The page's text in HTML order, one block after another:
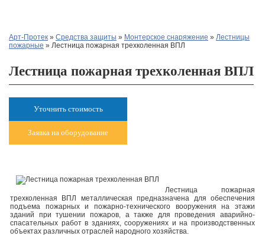
Арт-Протек » Средства защиты » Монтерское снаряжение » Лестницы
пожарные » Лестница пожарная трехколенная ВПЛ
Лестница пожарная трехколенная ВПЛ
Уточнить стоимость
Заявка на оборудование
Лестница пожарная
трехколенная ВПЛ металлическая предназначена для обеспечения
подъема пожарных и пожарно-технического вооружения на этажи
зданий при тушении пожаров, а также для проведения аварийно-
спасательных работ в зданиях, сооружениях и на производственных
объектах различных отраслей народного хозяйства.